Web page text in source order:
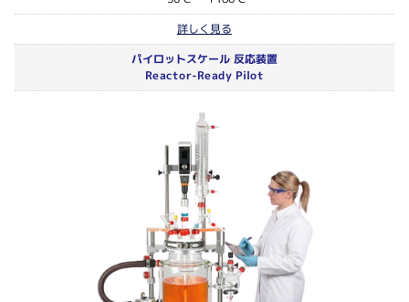
詳しく見る
パイロットスケール 反応装置
Reactor-Ready Pilot